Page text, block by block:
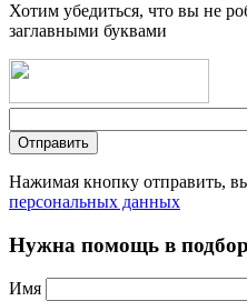
Хотим убедиться, что вы не
заглавными буквами
Нажимая кнопку отправить, вы
персональных данных
Нужна помощь в
Имя